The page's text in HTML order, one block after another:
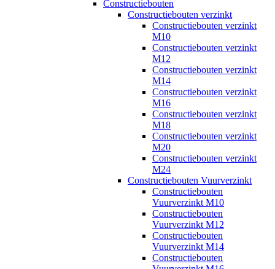
Constructiebouten
Constructiebouten verzinkt
Constructiebouten verzinkt
M10
Constructiebouten verzinkt
M12
Constructiebouten verzinkt
M14
Constructiebouten verzinkt
M16
Constructiebouten verzinkt
M18
Constructiebouten verzinkt
M20
Constructiebouten verzinkt
M24
Constructiebouten Vuurverzinkt
Constructiebouten
Vuurverzinkt M10
Constructiebouten
Vuurverzinkt M12
Constructiebouten
Vuurverzinkt M14
Constructiebouten